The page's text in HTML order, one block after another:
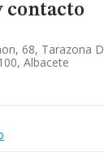
contacto
68, Tarazona
Albacete